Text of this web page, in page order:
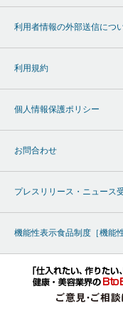
利用者情報の外部送信につ
利用規約
個人情報保護ポリシー
お問合わせ
プレスリリース・ニュース
機能性表示食品制度［機能